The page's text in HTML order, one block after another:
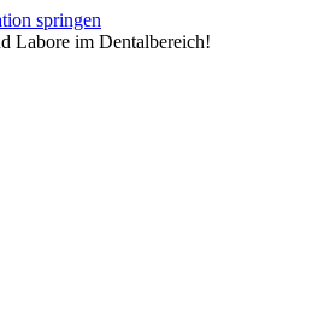
springen
Labore im Dentalbereich!